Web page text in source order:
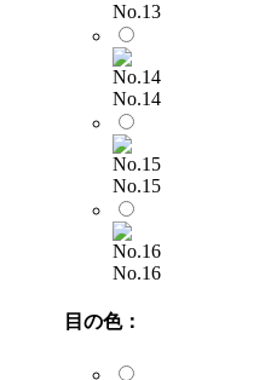
No.13
No.14
No.15
No.16
目の色：